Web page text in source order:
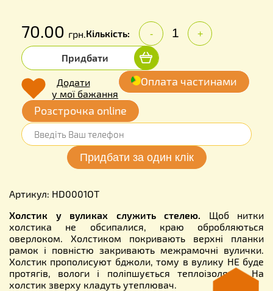
70.00 грн.Кількість: - +
Придбати
Додати
у мої бажання
Оплата частинами
Розстрочка online
Артикул: HD0001OT
Холстик у вуликах служить стелею. Щоб нитки
холстика не обсипалися, краю обробляються
оверлоком. Холстиком покривають верхні планки
рамок і повністю закривають межрамочні вулички.
Холстик прополисуют бджоли, тому в вулику НЕ буде
протягів, вологи і поліпшується теплоізоляція. На
холстик зверху кладуть утеплювач.